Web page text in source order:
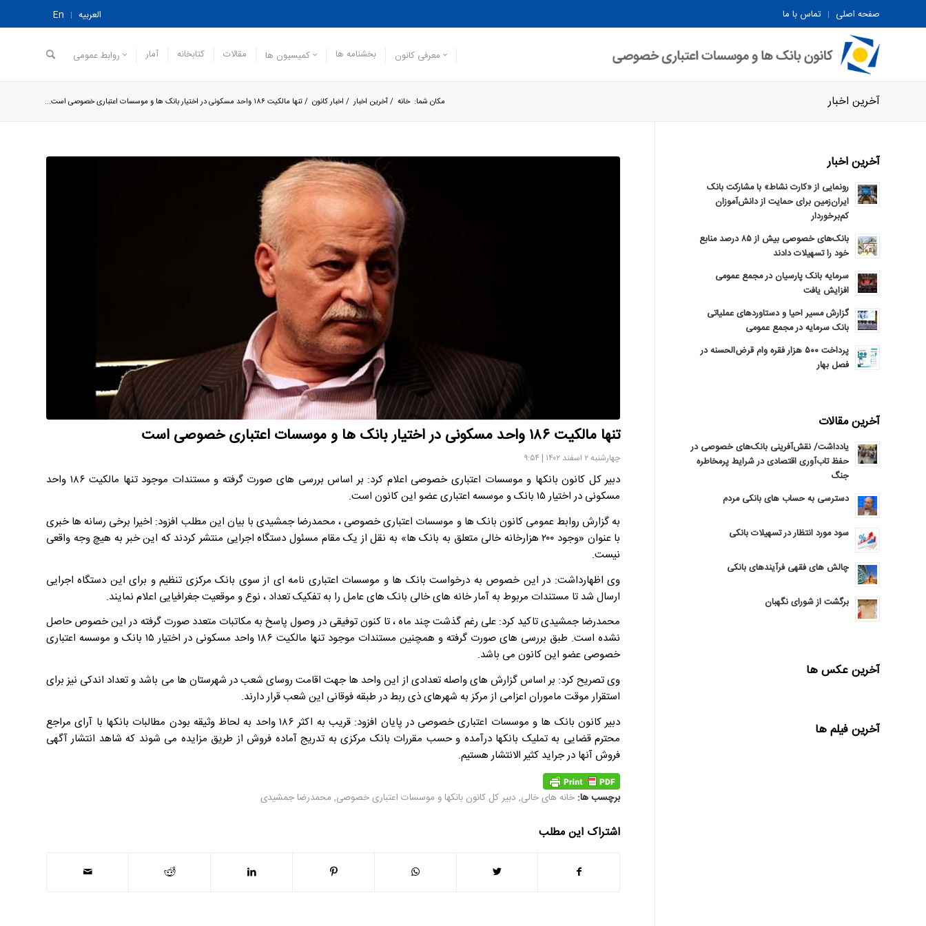
صفحه اصلی تماس با ما العربیه En
معرفی کانون بخشنامه ها کمیسیون ها مقالات کتابخانه آمار روابط عمومی
آخرین اخبار مکان شما: خانه /آخرین اخبار / اخبار کانون /تنها مالکیت ۱۸۶ واحد مسکونی در اختیار بانک ها و موسسات اعتباری خصوصی است...
تنها مالکیت ۱۸۶ واحد مسکونی در اختیار بانک ها و موسسات اعتباری خصوصی است
چهارشنبه ۲ اسفند ۱۴۰۲ | ۹:۵۴
دبیر کل کانون بانکها و موسسات اعتباری خصوصی اعلام کرد: بر اساس بررسی های صورت گرفته و مستندات موجود تنها مالکیت ۱۸۶ واحد
مسکونی در اختیار ۱۵ بانک و موسسه اعتباری عضو این کانون است.
به گزارش روابط عمومی کانون بانک ها و موسسات اعتباری خصوصی ، محمدرضا جمشیدی با بیان این مطلب افزود: اخیرا برخی رسانه ها خبری
با عنوان «وجود ۲۰۰ هزارخانه خالی متعلق به بانک ها» به نقل از یک مقام مسئول دستگاه اجرایی منتشر کردند که این خبر به هیچ وجه واقعی
نیست.
وی اظهارداشت: در این خصوص به درخواست بانک ها و موسسات اعتباری نامه ای از سوی بانک مرکزی تنظیم و برای این دستگاه اجرایی
ارسال شد تا مستندات مربوط به آمار خانه های خالی بانک های عامل را به تفکیک تعداد ، نوع و موقعیت جغرافیایی اعلام نمایند.
محمدرضا جمشیدی تاکید کرد: علی رغم گذشت چند ماه ، تا کنون توفیقی در وصول پاسخ به مکاتبات متعدد صورت گرفته در این خصوص حاصل
نشده است. طبق بررسی های صورت گرفته و همچنین مستندات موجود تنها مالکیت ۱۸۶ واحد مسکونی در اختیار ۱۵ بانک و موسسه اعتباری
خصوصی عضو این کانون می باشد.
وی تصریح کرد: بر اساس گزارش های واصله تعدادی از این واحد ها جهت اقامت روسای شعب در شهرستان ها می باشد و تعداد اندکی نیز برای
استقرار موقت ماموران اعزامی از مرکز به شهرهای ذی ربط در طبقه فوقانی این شعب قرار دارند.
دبیر کانون بانک ها و موسسات اعتباری خصوصی در پایان افزود: قریب به اکثر ۱۸۶ واحد به لحاظ وثیقه بودن مطالبات بانکها با آرای مراجع
محترم قضایی به تملیک بانکها درآمده و حسب مقررات بانک مرکزی به تدریج آماده فروش از طریق مزایده می شوند که شاهد انتشار آگهی
فروش آنها در جراید کثیر الانتشار هستیم.
برچسب ها: خانه های خالی, دبیر کل کانون بانکها و موسسات اعتباری خصوصی, محمدرضا جمشیدی
اشتراک این مطلب
آخرین اخبار
رونمایی از «کارت نشاط» با مشارکت بانک
ایران‌زمین برای حمایت از دانش‌آموزان
کم‌برخوردار
بانک‌های خصوصی بیش از ۸۵ درصد منابع
خود را تسهیلات دادند
سرمایه بانک پارسیان در مجمع عمومی
افزایش یافت
گزارش مسیر احیا و دستاوردهای عملیاتی
بانک سرمایه در مجمع عمومی
پرداخت ۵۰۰ هزار فقره وام قرض‌الحسنه در
فصل بهار
آخرین مقالات
یادداشت/ نقش‌آفرینی بانک‌های خصوصی در
حفظ تاب‌آوری اقتصادی در شرایط پرمخاطره
جنگ
دسترسی به حساب های بانکی مردم
سود مورد انتظار در تسهیلات بانکی
چالش های فقهی فرآیندهای بانکی
برگشت از شورای نگهبان
آخرین عکس ها
آخرین فیلم ها